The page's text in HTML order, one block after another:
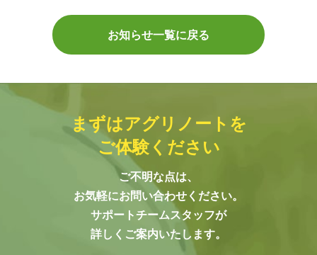
お知らせ一覧に戻る
まずはアグリノートを
ご体験ください
ご不明な点は、
お気軽にお問い合わせください。
サポートチームスタッフが
詳しくご案内いたします。